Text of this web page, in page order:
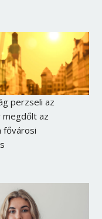
perzseli az
az
fővárosi